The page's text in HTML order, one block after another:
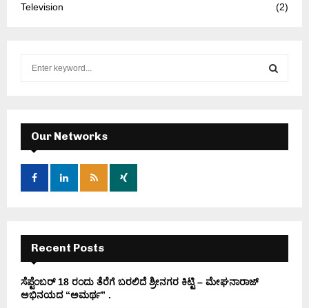
Television
(2)
f
o
:
E
A
H
Our Networks
Recent Posts
ಸೆಪ್ಟೆಂಬರ್ 18 ರಂದು ತೆರೆಗೆ ಬರಲಿದೆ ಶ್ರೀನಗರ ಕಿಟ್ಟಿ – ಮೇಘನಾರಾಜ್
ಅಭಿನಯದ “ಅಮರ್ಥ” .